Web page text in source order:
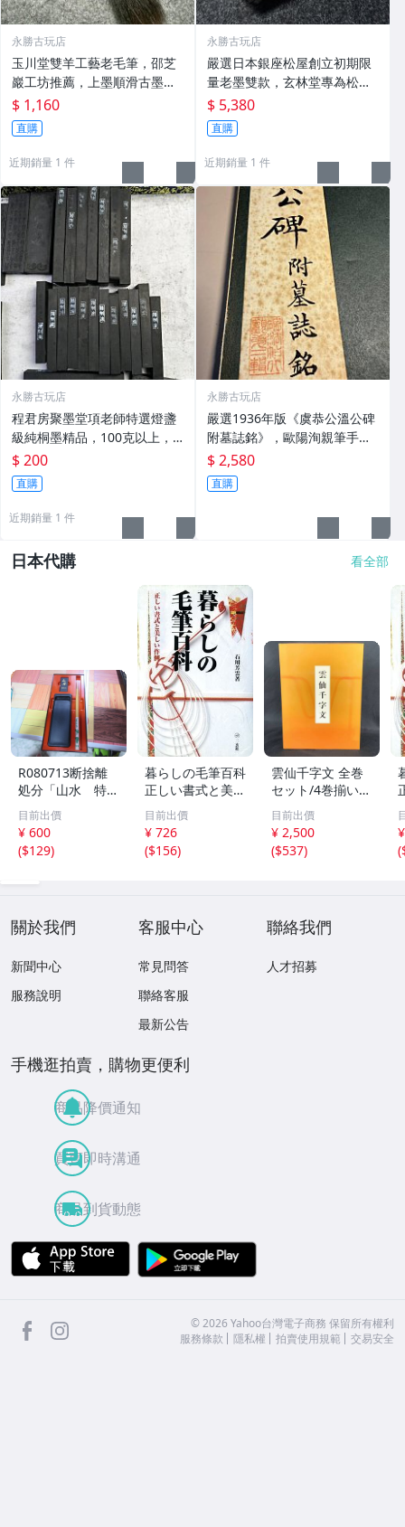
永勝古玩店
玉川堂雙羊工藝老毛筆，邵芝
巖工坊推薦，上墨順滑古墨專
用 老墨 冬青 老筆
$ 1,160
直購
近期銷量 1 件
永勝古玩店
嚴選日本銀座松屋創立初期限
量老墨雙款，玄林堂專為松屋
打造，重量22.5g，適合收藏
及品味民國時期古雅文化 文房
用具 民國古墨 收藏文玩
$ 5,380
直購
近期銷量 1 件
永勝古玩店
程君房聚墨堂項老師特選燈盞
級純桐墨精品，100克以上，
檀香墨質細膩黑亮 藍紫光放 檢
驗嚴選推薦 燈盞級墨 放藍紫光
檢驗嚴選
$ 200
直購
近期銷量 1 件
永勝古玩店
嚴選1936年版《虞恭公溫公碑
附墓誌銘》，歐陽洵親筆手
跡，典藏歷史與書法珍品 唐史
研究 碑刻藝術 田中和市版
$ 2,580
直購
日本代購 看全部
R080713断捨離
処分「山水 特選
書道セット」未使
用品
目前出價
¥ 600
($129)
暮らしの毛筆百科
正しい書式と美し
い作例/石川芳雲
(著者)
目前出價
¥ 726
($156)
雲仙千字文 全巻
セット/4巻揃い
天・地・玄・黄
函入 大型本 BK
1166
目前出價
¥ 2,500
($537)
(
(
關於我們
新聞中心
服務說明
客服中心
常見問答
聯絡客服
最新公告
聯絡我們
人才招募
手機逛拍賣，購物更便利
商品降價通知
買賣即時溝通
商品到貨動態
APP Store
facebook ©2026 Yahoo台灣電子商務 保留所有權利
服務條款
隱私權 拍賣使用規範 交易安全